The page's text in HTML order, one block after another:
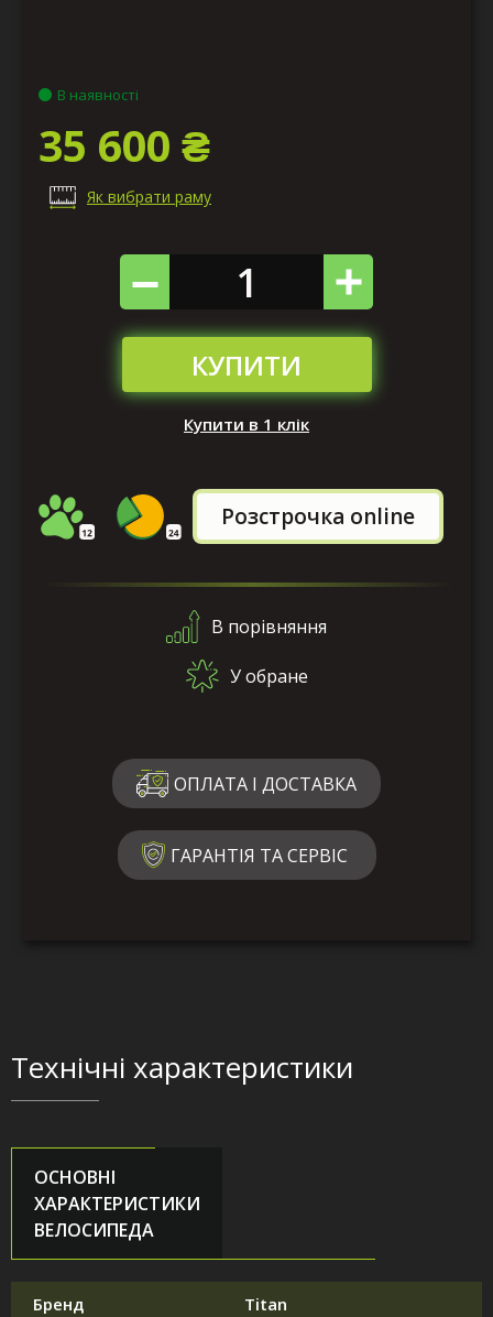
В наявності
35 600 ₴
Як вибрати раму
КУПИТИ
Купити в 1 клік
Розстрочка online
В порівняння
У обране
ОПЛАТА І ДОСТАВКА
ГАРАНТІЯ ТА СЕРВІС
Технічні характеристики
ОСНОВНІ
ХАРАКТЕРИСТИКИ
ВЕЛОСИПЕДА
Бренд Titan